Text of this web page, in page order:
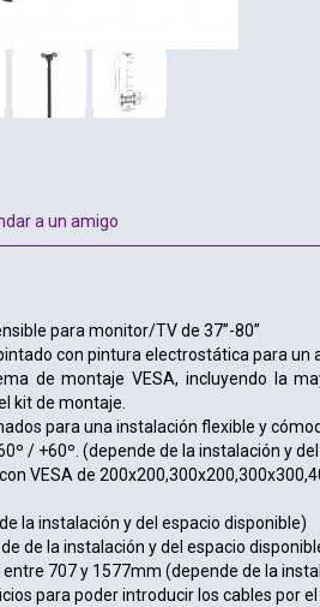
a un amigo
para monitor/TV de 37”-80”
con pintura electrostática para un
de montaje VESA, incluyendo la
kit de montaje.
para una instalación flexible y
/ +60º. (depende de la instalación y
VESA de
la instalación y del espacio disponible)
de la instalación y del espacio
707 y 1577mm (depende de la
para poder introducir los cables por